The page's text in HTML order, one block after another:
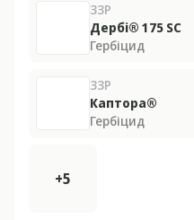
ЗЗР
Дербі® 175 SС
Гербіцид
ЗЗР
Каптора®
Гербіцид
+5